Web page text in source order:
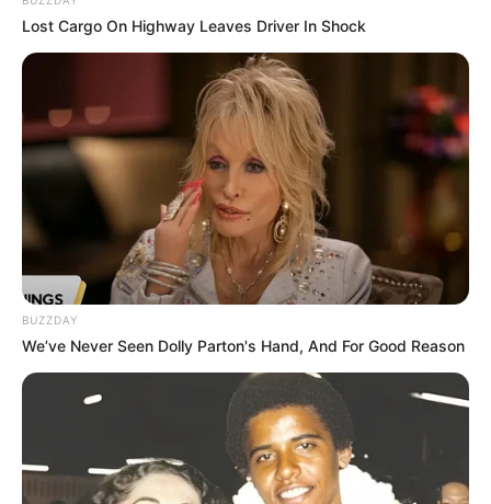
Bikin Ngakak, 10 Potret
Cosplay Murah Pakai Bahan
Seadanya
Anti Mainstream, 10 Cara
Membawa Barang Belanjaan
Versi Warga Thailand
Lost Cargo On Highway Leaves Driver In Shock
BUZZDAY
We’ve Never Seen Dolly Parton's Hand, And For Good Reason